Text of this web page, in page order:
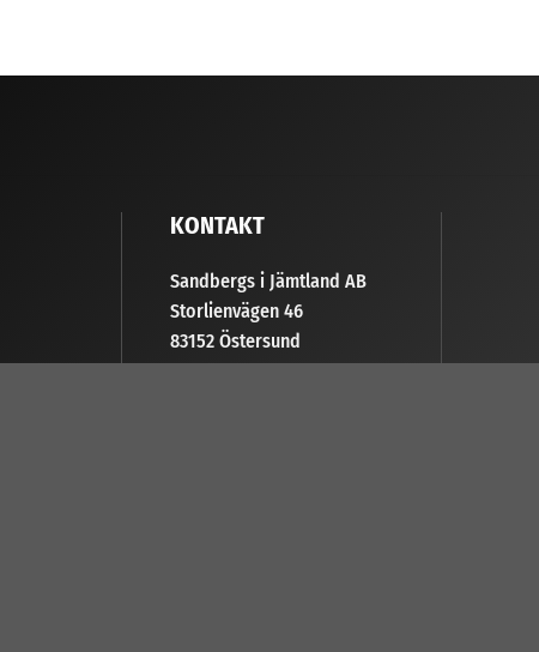
KONTAKT
Sandbergs i Jämtland AB
Storlienvägen 46
83152 Östersund